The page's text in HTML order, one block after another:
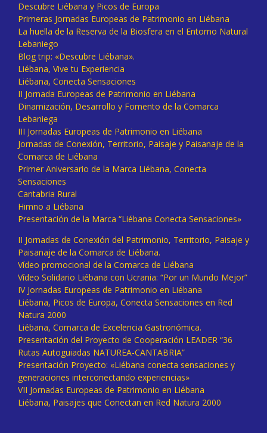
Descubre Liébana y Picos de Europa
Primeras Jornadas Europeas de Patrimonio en Liébana
La huella de la Reserva de la Biosfera en el Entorno Natural
Lebaniego
Blog trip: «Descubre Liébana».
Liébana, Vive tu Experiencia
Liébana, Conecta Sensaciones
II Jornada Europeas de Patrimonio en Liébana
Dinamización, Desarrollo y Fomento de la Comarca
Lebaniega
III Jornadas Europeas de Patrimonio en Liébana
Jornadas de Conexión, Territorio, Paisaje y Paisanaje de la
Comarca de Liébana
Primer Aniversario de la Marca Liébana, Conecta
Sensaciones
Cantabria Rural
Himno a Liébana
Presentación de la Marca “Liébana Conecta Sensaciones»
II Jornadas de Conexión del Patrimonio, Territorio, Paisaje y
Paisanaje de la Comarca de Liébana.
Vídeo promocional de la Comarca de Liébana
Vídeo Solidario Liébana con Ucrania: “Por un Mundo Mejor”
IV Jornadas Europeas de Patrimonio en Liébana
Liébana, Picos de Europa, Conecta Sensaciones en Red
Natura 2000
Liébana, Comarca de Excelencia Gastronómica.
Presentación del Proyecto de Cooperación LEADER “36
Rutas Autoguiadas NATUREA-CANTABRIA”
Presentación Proyecto: «Liébana conecta sensaciones y
generaciones interconectando experiencias»
VII Jornadas Europeas de Patrimonio en Liébana
Liébana, Paisajes que Conectan en Red Natura 2000